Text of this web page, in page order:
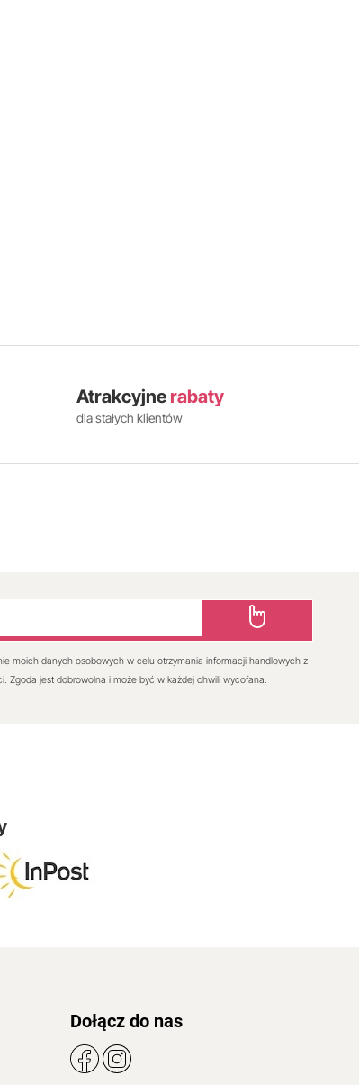
Atrakcyjne rabaty
dla stałych klientów
moich danych osobowych w celu otrzymania informacji handlowych z
Zgoda jest dobrowolna i może być w każdej chwili wycofana.
Dołącz do nas